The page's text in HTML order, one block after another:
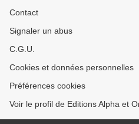
Contact
Signaler un abus
C.G.U.
Cookies et données personnelles
Préférences cookies
Voir le profil de Editions Alpha et